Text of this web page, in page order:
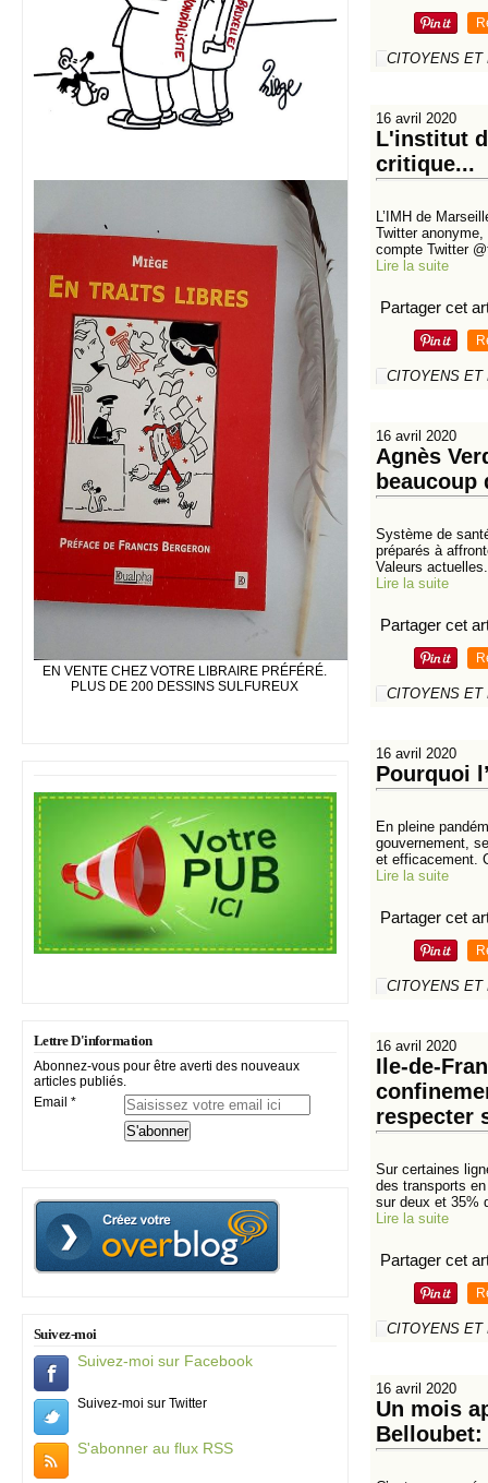
EN VENTE CHEZ VOTRE LIBRAIRE PRÉFÉRÉ.
PLUS DE 200 DESSINS SULFUREUX
Lettre D'information
Abonnez-vous pour être averti des nouveaux
articles publiés.
Email
Suivez-moi
Suivez-moi sur Facebook
Suivez-moi sur Twitter
S'abonner au flux RSS
CITOYENS ET
16 avril 2020
L'institut
critique...
L’IMH de
Twitter anonyme,
compte Twitter
Lire la suite
Partager cet
CITOYENS ET
16 avril 2020
Agnès
beaucoup
Système de
préparés à
Valeurs
Lire la suite
Partager cet
CITOYENS ET
16 avril 2020
Pourquoi
En pleine
gouvernement,
et efficacement.
Lire la suite
Partager cet
CITOYENS ET
16 avril 2020
Ile-de-
respecter
Sur certaines
des transports
sur deux et 35%
Lire la suite
Partager cet
CITOYENS ET
16 avril 2020
Un mois